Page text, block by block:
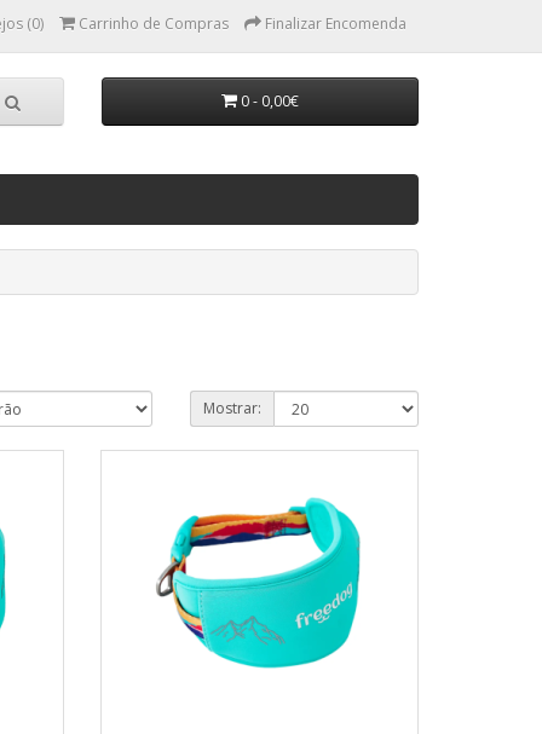
(0) Carrinho de Compras Finalizar Encomenda
0 - 0,00€
Mostrar: